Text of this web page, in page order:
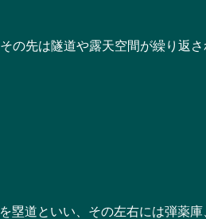
先は隧道や露天空間が繰り返さ
塁道といい、その左右には弾薬